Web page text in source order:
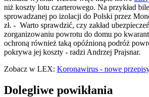
niż koszty lotu czarterowego. Na przykład
sprowadzanej po izolacji do Polski przez
zł. - Warto sprawdzić, czy zakład
zorganizowaniu powrotu do domu po
ochroną również taką opóźnioną podróż
pokrywa jej koszty - radzi Andrzej Prajsnar.
Zobacz w LEX: Koronawirus - nowe
Dolegliwe powikłania